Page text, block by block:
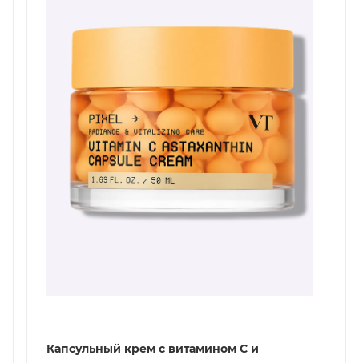
Капсульный крем с витамином С и